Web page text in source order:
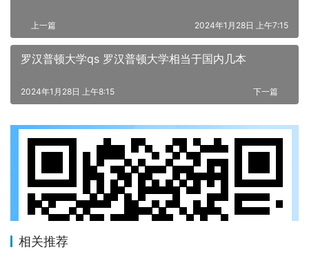
上一篇 2024年1月28日 上午7:15
罗汉普顿大学qs 罗汉普顿大学相当于国内几本
下一篇
2024年1月28日 上午8:15
相关推荐